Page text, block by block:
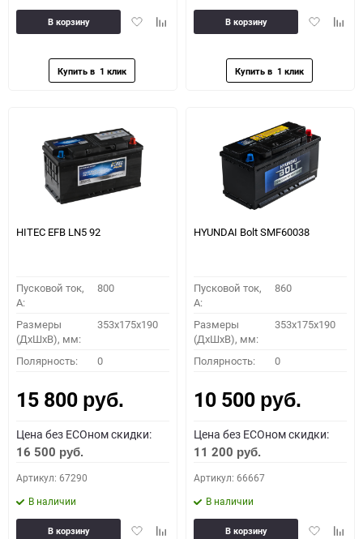
ДобавитьДобавить
В корзину
Добавить
В корзину
HITEC EFB LN5 92
Пусковой ток,
A:
800
Размеры
(ДхШхВ), мм:
353x175x190
Полярность: 0
15 800 руб.
Цена без ECOном скидки:
16 500 руб.
Артикул: 67290
В наличии
ДобавитьДобавить
В корзину
HYUNDAI Bolt SMF60038
Пусковой ток,
A:
860
Размеры
(ДхШхВ), мм:
353x175x190
Полярность: 0
10 500 руб.
Цена без ECOном скидки:
11 200 руб.
Артикул: 66667
В наличии
Добавить
В корзину